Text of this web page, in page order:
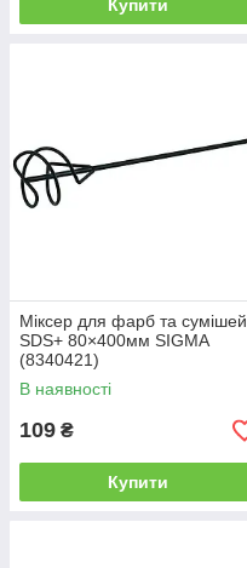
Купити
Міксер для фарб та сумішей
SDS+ 80×400мм SIGMA
(8340421)
В наявності
109 ₴
Купити